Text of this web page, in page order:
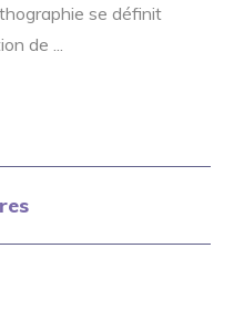
se définit
de